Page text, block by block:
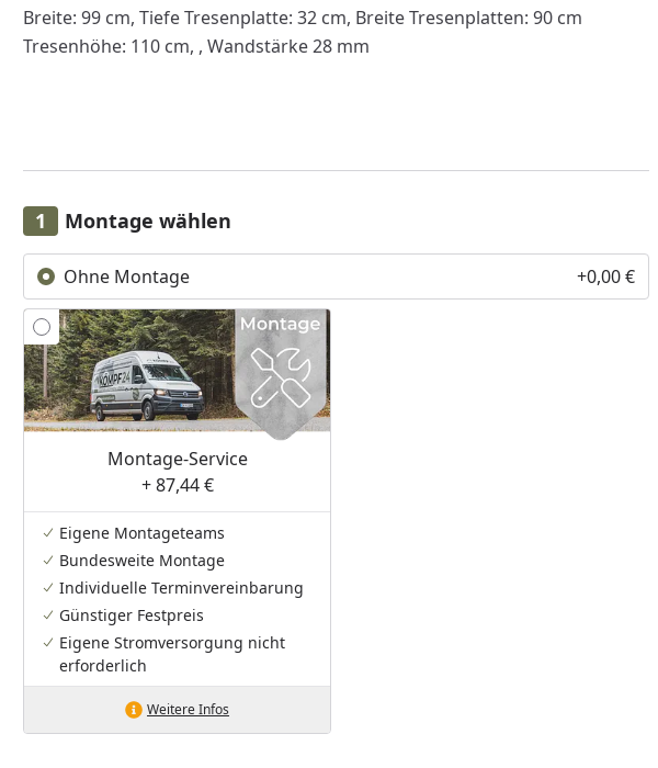
Bild anzeigen
Wunschliste hinzufügen
Breite: 99 cm, Tiefe Tresenplatte: 32 cm, Breite Tresenplatten: 90 cm
Tresenhöhe: 110 cm, , Wandstärke 28 mm
Montage wählen
Ohne Montage +0,00 €
Montage-Service
+ 87,44 €
Eigene Montageteams
Bundesweite Montage
Individuelle Terminvereinbarung
Günstiger Festpreis
Eigene Stromversorgung nicht
erforderlich
Weitere Infos